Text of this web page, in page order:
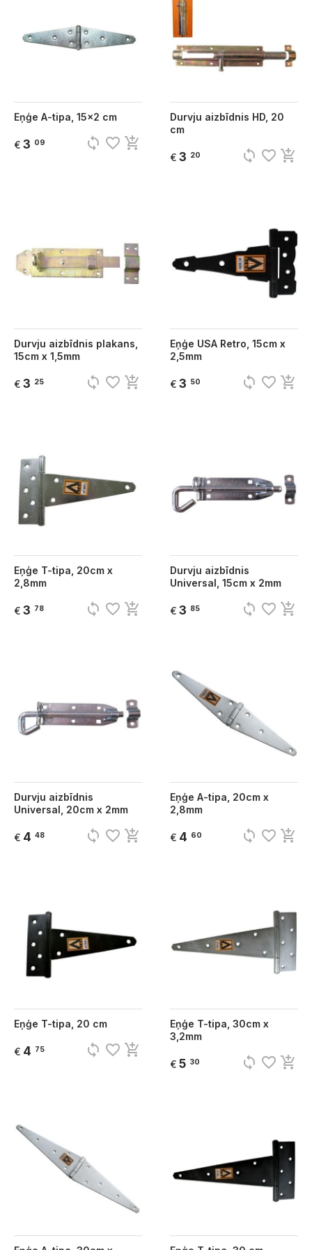
Eņģe A-tipa, 15x2 cm
€ 3 09 sync favorite_border add_shopping_cart
Durvju aizbīdnis HD, 20
cm
€ 3 20 sync favorite_border add_shopping_cart
Durvju aizbīdnis plakans,
15cm x 1,5mm
€ 3 25 sync favorite_border add_shopping_cart
Eņģe USA Retro, 15cm x
2,5mm
€ 3 50 sync favorite_border add_shopping_cart
Eņģe T-tipa, 20cm x
2,8mm
€ 3 78 sync favorite_border add_shopping_cart
Durvju aizbīdnis
Universal, 15cm x 2mm
€ 3 85 sync favorite_border add_shopping_cart
Durvju aizbīdnis
Universal, 20cm x 2mm
€ 4 48 sync favorite_border add_shopping_cart
Eņģe A-tipa, 20cm x
2,8mm
€ 4 60 sync favorite_border add_shopping_cart
Eņģe T-tipa, 20 cm
€ 4 75 sync favorite_border add_shopping_cart
Eņģe T-tipa, 30cm x
3,2mm
€ 5 30 sync favorite_border add_shopping_cart